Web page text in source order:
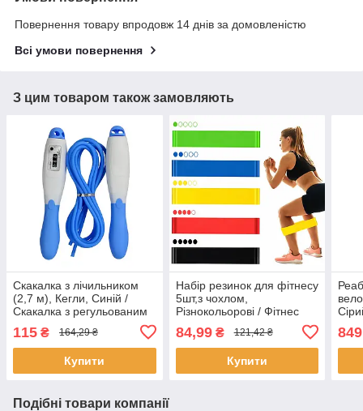
Повернення товару впродовж 14 днів за домовленістю
Всі умови повернення
З цим товаром також замовляють
Скакалка з лічильником
(2,7 м), Кегли, Синій /
Скакалка з регульованим
стрибків
115 ₴ 164,29 ₴
Купити
Набір резинок для фітнесу
5шт,з чохлом,
Різнокольорові / Фітнес
Еспандери
84,99₴ 121,42 ₴
Купити
849
Подібні товари компанії